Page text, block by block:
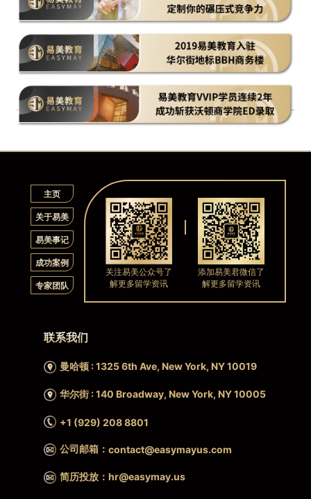
主页
关于易美
易美事记
成功案例
专家团队
联系我们
曼哈顿 : 1325 6th Ave, New York, NY 10019
华尔街 : 140 Broadway, New York, NY 10005
+1 (929) 208 8801
公司邮箱：contact@easymayus.com
简历投放：hr@easymay.us
关注易美公众号了
解更多留学资讯
添加易美君微信了
解更多留学资讯